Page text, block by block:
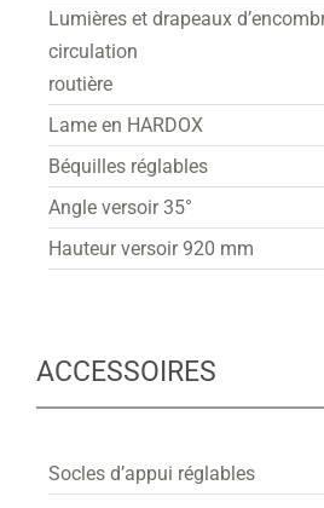
Lumières et drapeaux
circulation
routière
Lame en HARDOX
Béquilles réglables
Angle versoir 35°
Hauteur versoir 920 mm
ACCESSOIRES
Socles d’appui réglables